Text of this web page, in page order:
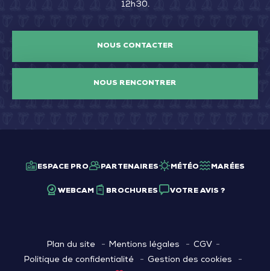
12h30.
NOUS CONTACTER
NOUS RENCONTRER
ESPACE PRO PARTENAIRES MÉTÉO MARÉES
WEBCAM BROCHURES VOTRE AVIS ?
Plan du site Mentions légales
CGV
Politique de confidentialité
Gestion des cookies